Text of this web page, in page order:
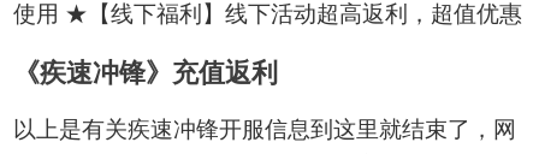
使用 ★【线下福利】线下活动超高返利，超值优惠
《疾速冲锋》充值返利
以上是有关疾速冲锋开服信息到这里就结束了，网